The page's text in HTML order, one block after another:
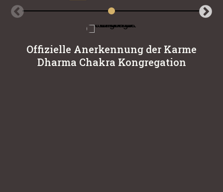
Offizielle Anerkennung der Karme
Dharma Chakra Kongregation